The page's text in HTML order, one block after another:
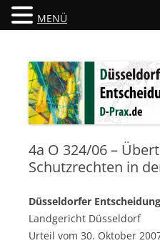
Düsseldorfer
4a O 324/06 –
Schutzrechten in
Düsseldorfer
Landgericht Düsseldorf
Urteil vom 30. Oktober
MENÜ